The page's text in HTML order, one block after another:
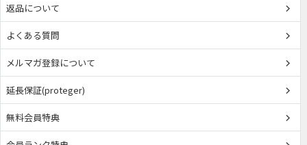
返品について
よくある質問
メルマガ登録について
延長保証(proteger)
無料会員特典